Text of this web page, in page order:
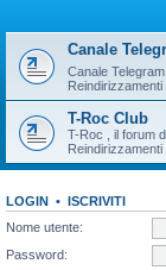
Canale
Canale
Reindirizzamenti
T-Roc Club
T-Roc , il forum
Reindirizzamenti
LOGIN • ISCRIVITI
Nome utente:
Password: